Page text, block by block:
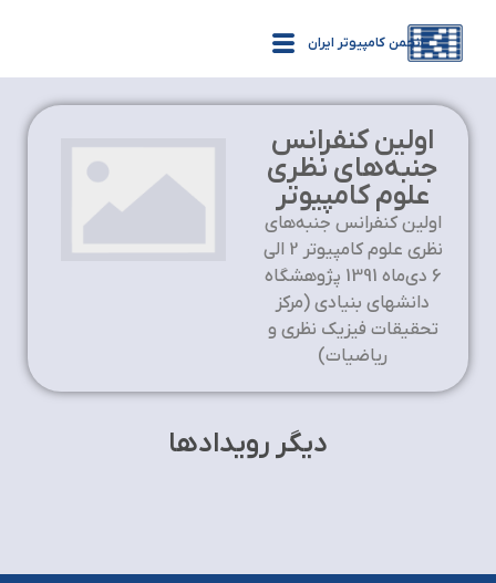
انجمن کامپیوتر ایران
اولین کنفرانس
جنبه‌های نظری
علوم کامپیوتر
اولین کنفرانس جنبه‌های
نظری علوم کامپیوتر 2 الی
6 دی‌ماه 1391 پژوهشگاه
دانشهای بنیادی (مرکز
تحقیقات فیزیک نظری و
ریاضیات)
دیگر رویدادها